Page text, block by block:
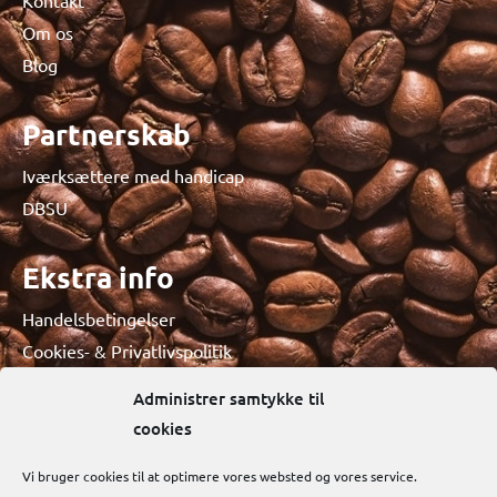
Administrer samtykke til
cookies
Vi bruger cookies til at optimere vores websted og vores service.
Om os
Blog
Partnerskab
Iværksættere med handicap
DBSU
Ekstra info
Handelsbetingelser
Cookies- & Privatlivspolitik